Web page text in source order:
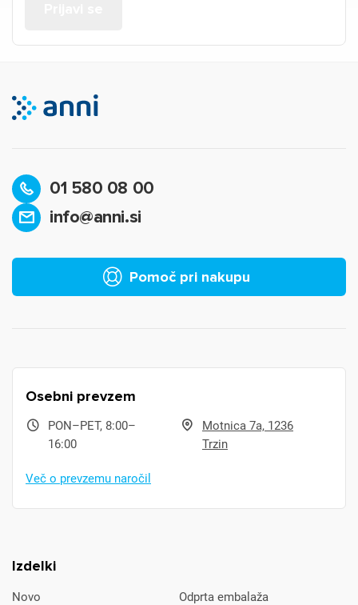
01 580 08 00
info@anni.si
Pomoč pri nakupu
Izdelki
Novo
Odprta embalaža
Osebni prevzem
PON–PET, 8:00–
16:00
Motnica 7a, 1236
Trzin
Več o prevzemu naročil